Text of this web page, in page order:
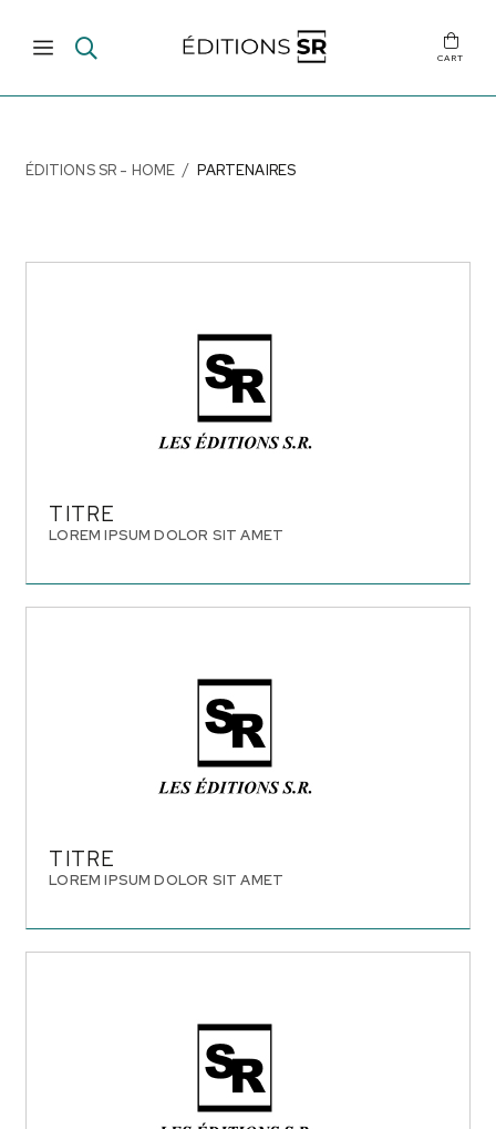
CART
ÉDITIONS SR - HOME PARTENAIRES
TITRE
LOREM IPSUM DOLOR SIT AMET
TITRE
LOREM IPSUM DOLOR SIT AMET